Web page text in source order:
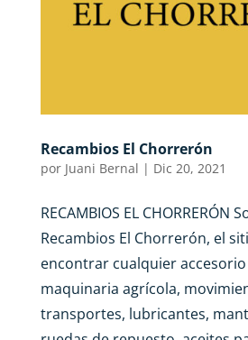
Recambios El Chorrerón
por Juani Bernal | Dic 20, 2021
RECAMBIOS EL CHORRERÓN
Recambios El Chorrerón, el
encontrar cualquier
maquinaria agrícola,
transportes, lubricantes,